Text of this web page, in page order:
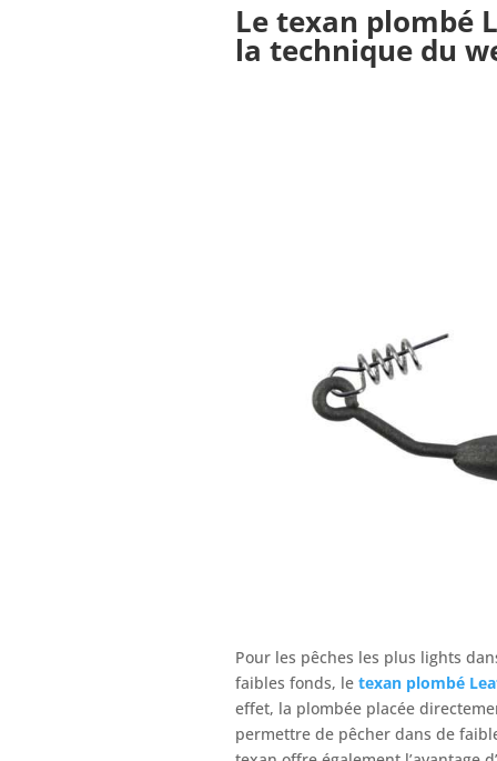
Letexan plombé
la technique du
Pour les pêches les plus lights
faibles fonds, le texan plombé
effet, la plombée placée
permettre de pêcher dans de